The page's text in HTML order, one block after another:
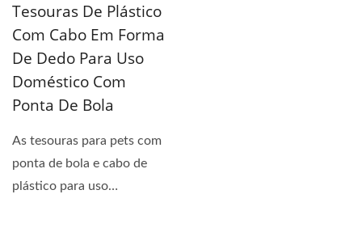
Tesouras De Plástico
Com Cabo Em Forma
De Dedo Para Uso
Doméstico Com
Ponta De Bola
As tesouras para pets com
ponta de bola e cabo de
plástico para uso